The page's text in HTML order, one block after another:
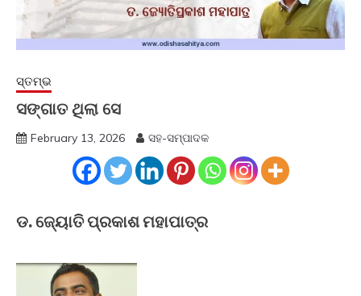
ସ୍ତମ୍ଭ
ସଙ୍ଗାତ ଥିଲା ସେ
February 13, 2026 ସହ-ସମ୍ପାଦକ
ଡ. ଜ୍ୟୋତି ପ୍ରକାଶ ମହାପାତ୍ର